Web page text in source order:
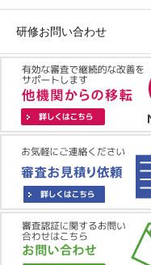
研修お問い合わせ